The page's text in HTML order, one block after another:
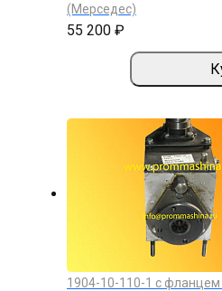
(Мерседес)
55 200 ₽
1904-10-110-1 с